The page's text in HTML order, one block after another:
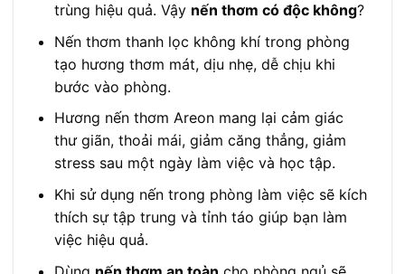
trùng hiệu quả. Vậy nến thơm có độc không?
Nến thơm thanh lọc không khí trong phòng
tạo hương thơm mát, dịu nhẹ, dễ chịu khi
bước vào phòng.
Hương nến thơm Areon mang lại cảm giác
thư giãn, thoải mái, giảm căng thẳng, giảm
stress sau một ngày làm việc và học tập.
Khi sử dụng nến trong phòng làm việc sẽ kích
thích sự tập trung và tỉnh táo giúp bạn làm
việc hiệu quả.